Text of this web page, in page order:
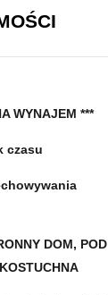
WYNAJEM ***
czasu
DOM, POD